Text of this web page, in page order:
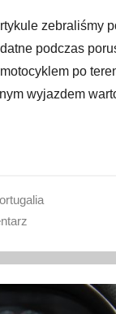
zebraliśmy
podczas
po
wyjazdem